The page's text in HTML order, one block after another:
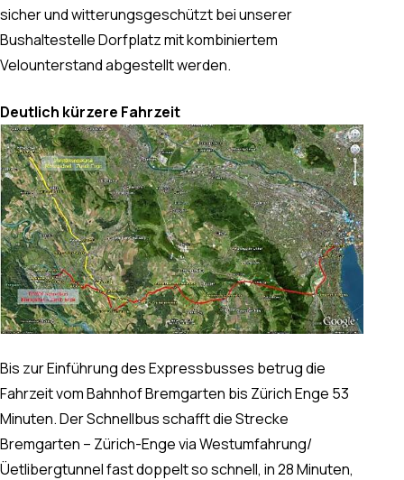
sicher und witterungsgeschützt bei unserer
Bushaltestelle Dorfplatz mit kombiniertem
Velounterstand abgestellt werden.
Deutlich kürzere Fahrzeit
Bis zur Einführung des Expressbusses betrug die
Fahrzeit vom Bahnhof Bremgarten bis Zürich Enge 53
Minuten. Der Schnellbus schafft die Strecke
Bremgarten – Zürich-Enge via Westumfahrung/
Üetlibergtunnel fast doppelt so schnell, in 28 Minuten,